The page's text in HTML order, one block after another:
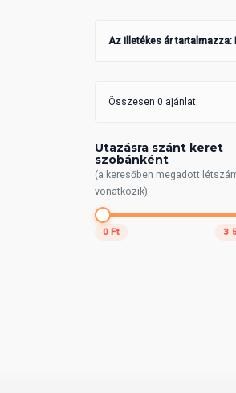
Az illetékes ár tartalmazza:
Összesen 0 ajánlat.
Utazásra szánt keret
szobánként
(a keresőben megadott
vonatkozik)
0 Ft 3